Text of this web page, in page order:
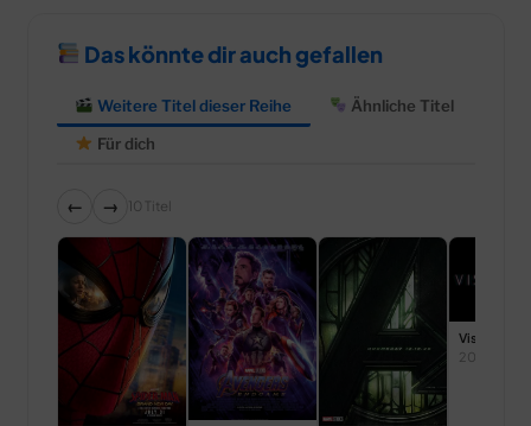
Das könnte dir auch gefallen
Weitere Titel dieser Reihe
Ähnliche Titel
Für dich
← → 10 Titel
2026